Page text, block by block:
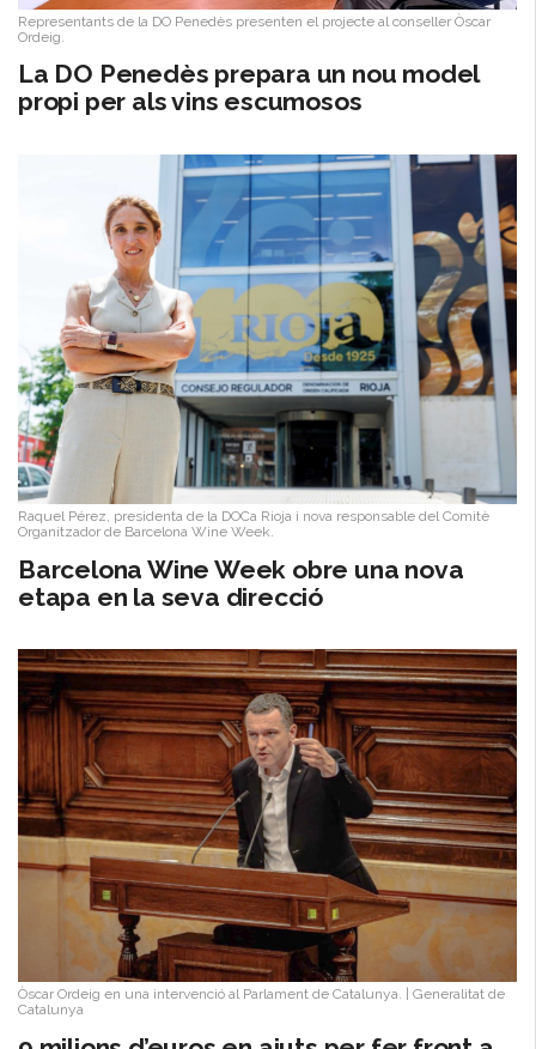
Representants de la DO Penedès presenten el projecte al conseller Òscar
Ordeig.
​La DO Penedès prepara un nou model
propi per als vins escumosos
Raquel Pérez, presidenta de la DOCa Rioja i nova responsable del Comitè
Organitzador de Barcelona Wine Week.
Barcelona Wine Week obre una nova
etapa en la seva direcció
Òscar Ordeig en una intervenció al Parlament de Catalunya.
Generalitat de
Catalunya